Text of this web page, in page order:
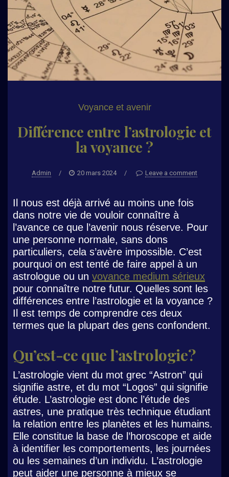
Voyance et avenir
Différence entre l’astrologie et
la voyance ?
Admin / 20 mars 2024 / Leave a comment
Il nous est déjà arrivé au moins une fois
dans notre vie de vouloir connaître à
l’avance ce que l’avenir nous réserve. Pour
une personne normale, sans dons
particuliers, cela s’avère impossible. C’est
pourquoi on est tenté de faire appel à un
astrologue ou un voyance medium sérieux
pour connaître notre futur. Quelles sont les
différences entre l’astrologie et la voyance ?
Il est temps de comprendre ces deux
termes que la plupart des gens confondent.
Qu’est-ce que l’astrologie ?
L’astrologie vient du mot grec “Astron” qui
signifie astre, et du mot “Logos” qui signifie
étude. L’astrologie est donc l’étude des
astres, une pratique très technique étudiant
la relation entre les planètes et les humains.
Elle constitue la base de l’horoscope et aide
à identifier les comportements, les journées
ou les semaines d’un individu. L’astrologie
peut aider une personne à mieux se